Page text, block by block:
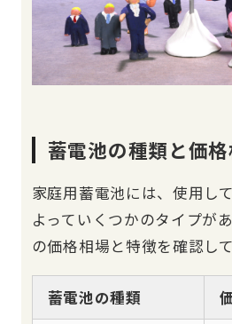
蓄電池の種類と価
家庭用蓄電池には、使用し
よっていくつかのタイプが
の価格相場と特徴を確認し
蓄電池の種類